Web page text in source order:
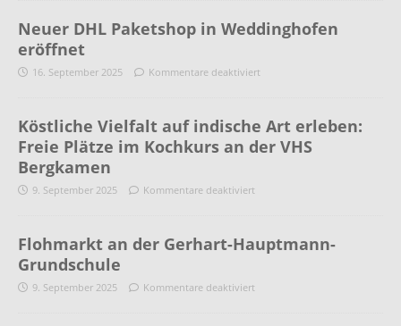
Neuer DHL Paketshop in Weddinghofen
eröffnet
16. September 2025 Kommentare deaktiviert
Köstliche Vielfalt auf indische Art erleben:
Freie Plätze im Kochkurs an der VHS
Bergkamen
9. September 2025 Kommentare deaktiviert
Flohmarkt an der Gerhart-Hauptmann-
Grundschule
9. September 2025 Kommentare deaktiviert